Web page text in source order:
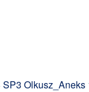
Olkusz_Aneks